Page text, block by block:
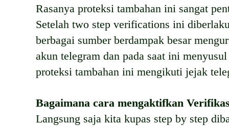
Rasanya proteksi tambahan ini sangat
Setelah two step verifications ini
berbagai sumber berdampak besar
akun telegram dan pada saat ini
proteksi tambahan ini mengikuti jejak
Bagaimana cara mengaktifkan
Langsung saja kita kupas step by step